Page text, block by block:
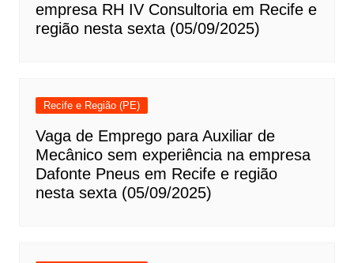
empresa RH IV Consultoria em Recife e
região nesta sexta (05/09/2025)
Recife e Região (PE)
Vaga de Emprego para Auxiliar de
Mecânico sem experiência na empresa
Dafonte Pneus em Recife e região
nesta sexta (05/09/2025)